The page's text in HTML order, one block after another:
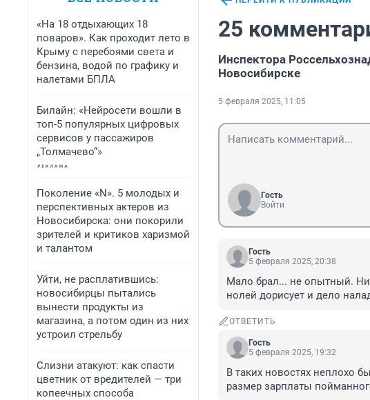
«На 18 отдыхающих 18
поваров». Как проходит лето в
Крыму с перебоями света и
бензина, водой по графику и
налетами БПЛА
Билайн: «Нейросети вошли в
топ-5 популярных цифровых
сервисов у пассажиров
„Толмачево“»
Поколение «N». 5 молодых и
перспективных актеров из
Новосибирска: они покорили
зрителей и критиков харизмой
и талантом
Уйти, не расплатившись:
новосибирцы пытались
вынести продукты из
магазина, а потом один из них
устроил стрельбу
Слизни атакуют: как спасти
цветник от вредителей — три
копеечных способа
25
Инспектора
Новосибирске
5 февраля 2025, 11:05
Гость
Войти
Гость
5 февраля 2025, 20:38
Мало брал... не опытный.
нолей дорисует и дело
ОТВЕТИТЬ
Гость
5 февраля 2025, 19:32
В таких новостях неплохо
размер зарплаты